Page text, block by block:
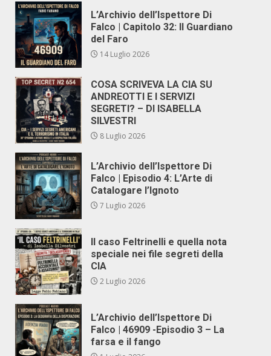
L’Archivio dell’Ispettore Di
Falco | Capitolo 32: Il Guardiano
del Faro
14 Luglio 2026
COSA SCRIVEVA LA CIA SU
ANDREOTTI E I SERVIZI
SEGRETI? – DI ISABELLA
SILVESTRI
8 Luglio 2026
L’Archivio dell’Ispettore Di
Falco | Episodio 4: L’Arte di
Catalogare l’Ignoto
7 Luglio 2026
Il caso Feltrinelli e quella nota
speciale nei file segreti della
CIA
2 Luglio 2026
L’Archivio dell’Ispettore Di
Falco | 46909 -Episodio 3 – La
farsa e il fango